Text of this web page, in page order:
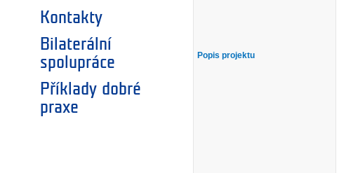
Kontakty
Bilaterální
spolupráce
Příklady dobré
praxe
Popis projektu